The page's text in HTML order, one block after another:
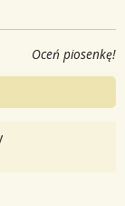
Oceń piosenkę!